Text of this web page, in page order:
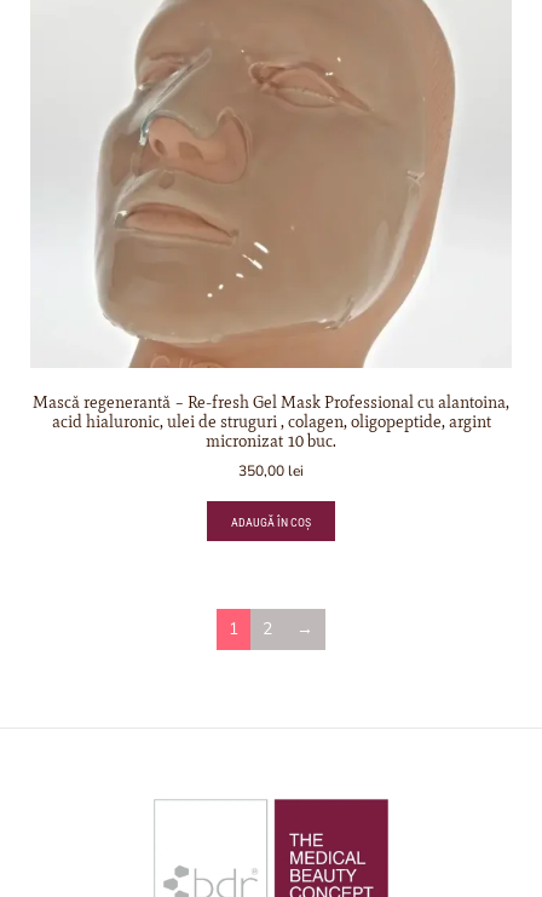
Mască regenerantă – Re-fresh Gel Mask Professional cu alantoina,
acid hialuronic, ulei de struguri , colagen, oligopeptide, argint
micronizat 10 buc.
350,00lei
ADAUGĂ ÎN COȘ
1 2 →